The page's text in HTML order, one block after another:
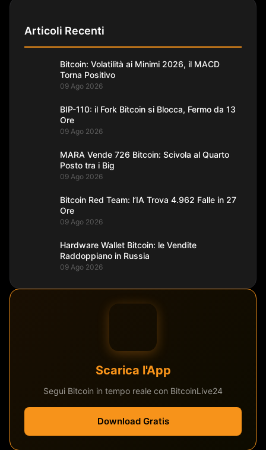
Articoli Recenti
Bitcoin: Volatilità ai Minimi 2026, il MACD
Torna Positivo
09 Ago 2026
BIP-110: il Fork Bitcoin si Blocca, Fermo da 13
Ore
09 Ago 2026
MARA Vende 726 Bitcoin: Scivola al Quarto
Posto tra i Big
09 Ago 2026
Bitcoin Red Team: l’IA Trova 4.962 Falle in 27
Ore
09 Ago 2026
Hardware Wallet Bitcoin: le Vendite
Raddoppiano in Russia
09 Ago 2026
Scarica l'App
Segui Bitcoin in tempo reale con BitcoinLive24
Download Gratis